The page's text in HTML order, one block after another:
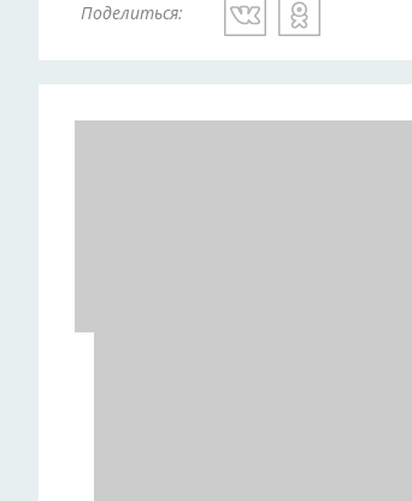
Поделиться: